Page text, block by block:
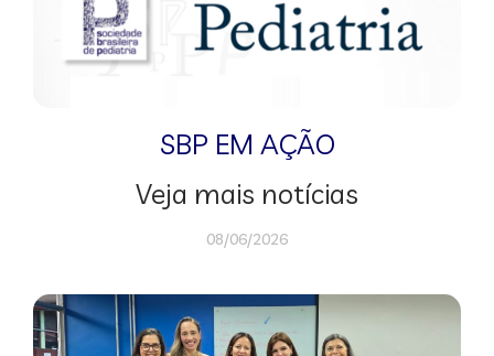
SBP EM AÇÃO
Veja mais notícias
08/06/2026